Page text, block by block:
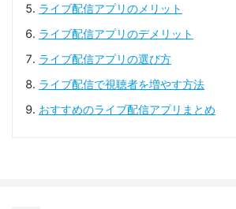
ライブ配信アプリのメリット
ライブ配信アプリのデメリット
ライブ配信アプリの選び方
ライブ配信で視聴者を増やす方法
おすすめのライブ配信アプリまとめ